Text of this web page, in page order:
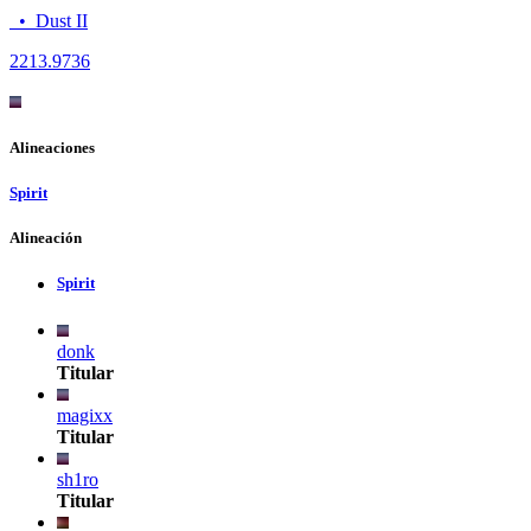
• Dust II
2213.9736
Alineaciones
Spirit
Alineación
Spirit
donk
Titular
magixx
Titular
sh1ro
Titular